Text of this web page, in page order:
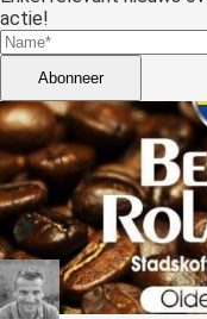
actie!
Abonneer
deze
kan de
worden
om
te